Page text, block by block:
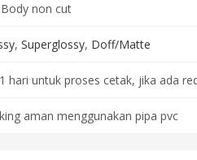
non cut
, Superglossy, Doff/Matte
hari untuk proses cetak, jika ada
aman menggunakan pipa pvc